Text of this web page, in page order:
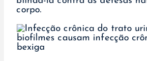
corpo.